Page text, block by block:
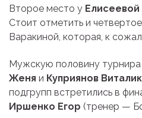
Второе место у Елисеевой
Стоит отметить и
Варакиной, которая, к
Мужскую половину турнира
Женя и Куприянов Виталик
подгрупп встретились в
Иршенко Егор (тренер —